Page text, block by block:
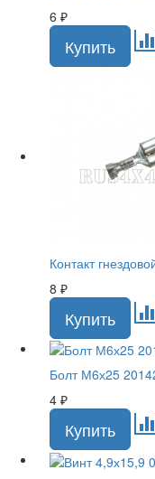
6 ₽
Контакт
8 ₽
Болт М6х25
4 ₽